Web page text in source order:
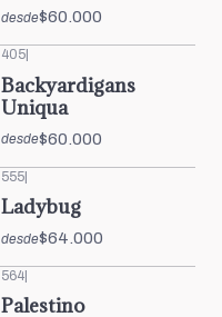
desde$60.000
405
Backyardigans
Uniqua
desde$60.000
555|
Ladybug
desde$64.000
564
Palestino